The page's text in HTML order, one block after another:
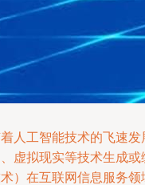
人工智能技术的飞速
虚拟现实等技术生成
）在互联网信息服务